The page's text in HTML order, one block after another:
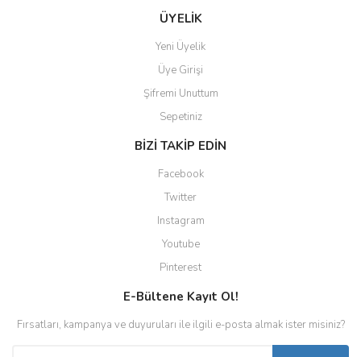
ÜYELİK
Yeni Üyelik
Üye Girişi
Şifremi Unuttum
Sepetiniz
BİZİ TAKİP EDİN
Facebook
Twitter
Instagram
Youtube
Pinterest
E-Bültene Kayıt Ol!
Fırsatları, kampanya ve duyuruları ile ilgili e-posta almak ister misiniz?